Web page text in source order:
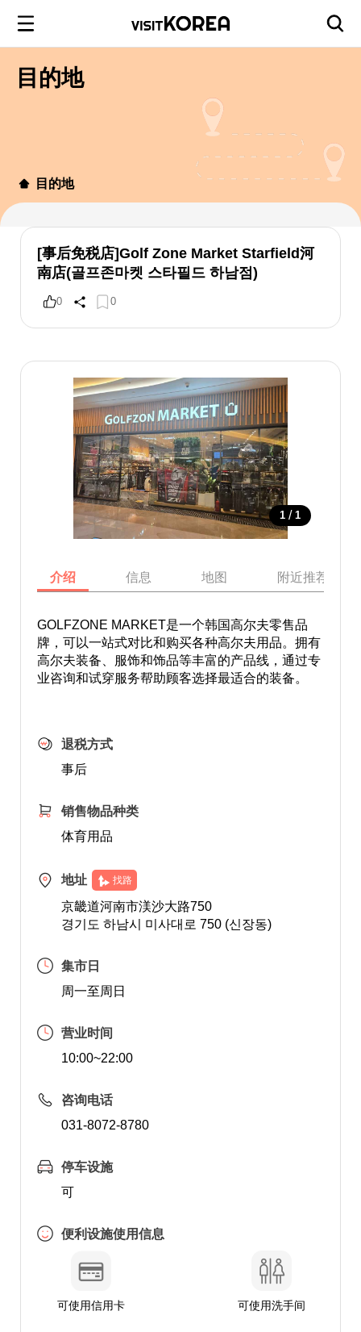
目的地
目的地
[事后免税店]Golf Zone Market Starfield河
南店(골프존마켓 스타필드 하남점)
0 0
1 / 1
介绍 信息 地图 附近推荐景点
GOLFZONE MARKET是一个韩国高尔夫零售品
牌，可以一站式对比和购买各种高尔夫用品。拥有
高尔夫装备、服饰和饰品等丰富的产品线，通过专
业咨询和试穿服务帮助顾客选择最适合的装备。
退税方式
事后
销售物品种类
体育用品
地址 找路
京畿道河南市渼沙大路750
경기도 하남시 미사대로 750 (신장동)
集市日
周一至周日
营业时间
10:00~22:00
咨询电话
031-8072-8780
停车设施
可
便利设施使用信息
可使用信用卡 可使用洗手间